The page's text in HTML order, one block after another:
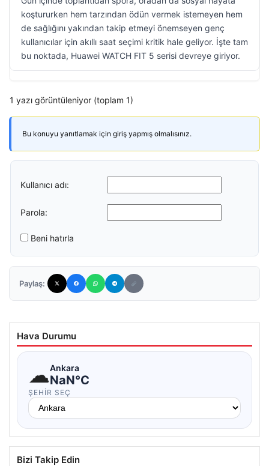
koştururken hem tarzından ödün vermek istemeyen hem
de sağlığını yakından takip etmeyi önemseyen genç
kullanıcılar için akıllı saat seçimi kritik hale geliyor. İşte tam
bu noktada, Huawei WATCH FIT 5 serisi devreye giriyor.
1 yazı görüntüleniyor (toplam 1)
Bu konuyu yanıtlamak için giriş yapmış olmalısınız.
Kullanıcı adı:
Parola:
Beni hatırla
Paylaş:
Hava Durumu
☁Ankara
NaN°C
ŞEHIR SEÇ
Bizi Takip Edin